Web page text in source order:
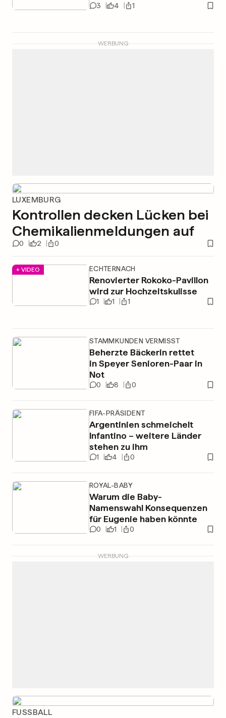
3 4 1
WERBUNG
LUXEMBURG
Kontrollen decken Lücken bei
Chemikalienmeldungen auf
0 2 0
+ VIDEO ECHTERNACH
Renovierter Rokoko-Pavillon
wird zur Hochzeitskulisse
1 1 1
STAMMKUNDEN VERMISST
Beherzte Bäckerin rettet
in Speyer Senioren-Paar in
Not
0 8 0
FIFA-PRÄSIDENT
Argentinien schmeichelt
Infantino – weitere Länder
stehen zu ihm
1 4 0
ROYAL-BABY
Warum die Baby-
Namenswahl Konsequenzen
für Eugenie haben könnte
0 1 0
WERBUNG
FUSSBALL